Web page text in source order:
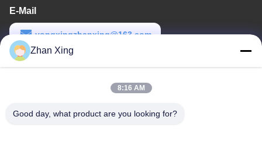
E-Mail
yongxingzhanxing@163.com
Arbeitszeit
Zhan Xing
8:16 AM
Good day, what product are you looking for?